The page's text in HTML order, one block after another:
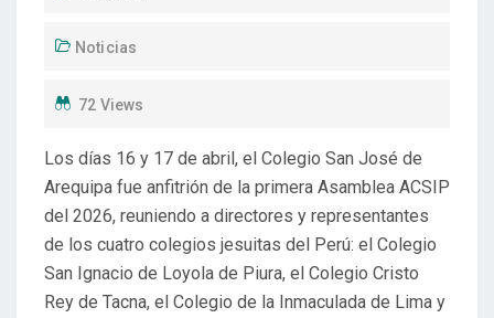
Noticias
72 Views
Los días 16 y 17 de abril, el Colegio San José de
Arequipa fue anfitrión de la primera Asamblea ACSIP
del 2026, reuniendo a directores y representantes
de los cuatro colegios jesuitas del Perú: el Colegio
San Ignacio de Loyola de Piura, el Colegio Cristo
Rey de Tacna, el Colegio de la Inmaculada de Lima y